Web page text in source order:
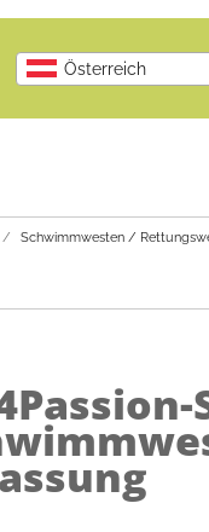
Österreich
Schwimmwesten /